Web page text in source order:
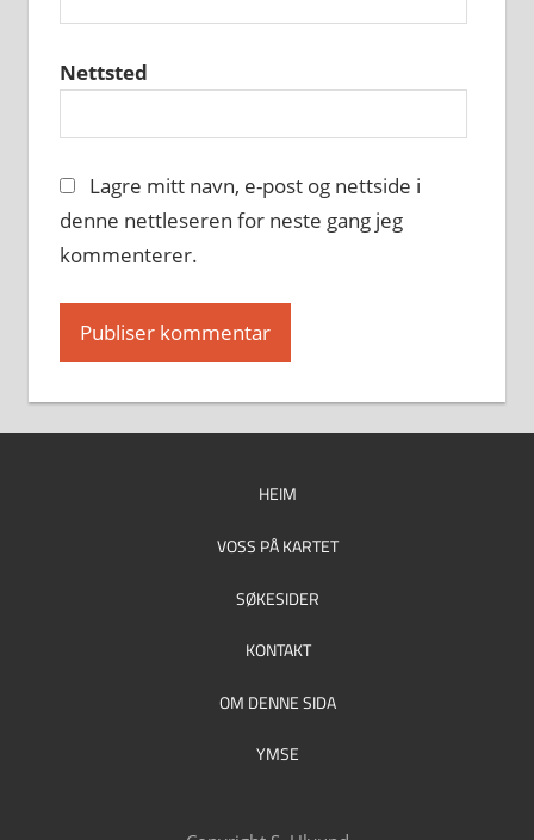
Nettsted
Lagre mitt navn, e-post og nettside i
denne nettleseren for neste gang jeg
kommenterer.
HEIM
VOSS PÅ KARTET
SØKESIDER
KONTAKT
OM DENNE SIDA
YMSE